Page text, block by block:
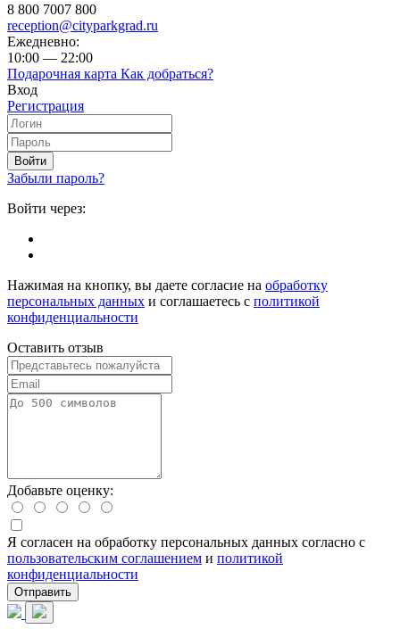
8 800 7007 800
reception@cityparkgrad.ru
Ежедневно:
10:00 — 22:00
Подарочная карта Как добраться?
Вход
Регистрация
Войти
Забыли пароль?
Войти через:
Нажимая на кнопку, вы даете согласие на обработку
персональных данных и соглашаетесь с политикой
конфиденциальности
Оставить отзыв
Добавьте оценку:
Я согласен на обработку персональных данных согласно с
пользовательским соглашением и политикой
конфиденциальности
Отправить